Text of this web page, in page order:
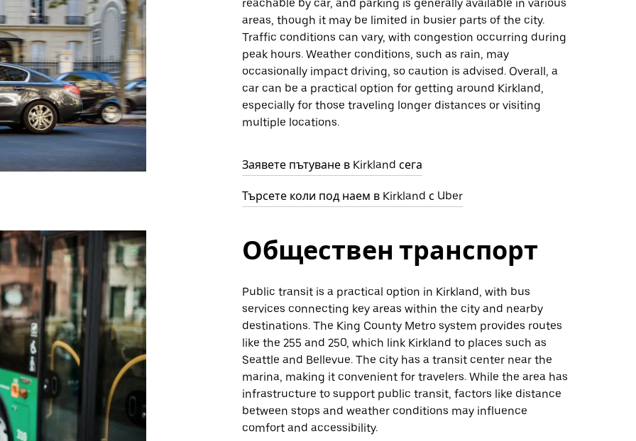
reachable by car, and parking is generally available in various
areas, though it may be limited in busier parts of the city.
Traffic conditions can vary, with congestion occurring during
peak hours. Weather conditions, such as rain, may
occasionally impact driving, so caution is advised. Overall, a
car can be a practical option for getting around Kirkland,
especially for those traveling longer distances or visiting
multiple locations.
Заявете пътуване в Kirkland сега
Търсете коли под наем в Kirkland с Uber
Обществен транспорт
Public transit is a practical option in Kirkland, with bus
services connecting key areas within the city and nearby
destinations. The King County Metro system provides routes
like the 255 and 250, which link Kirkland to places such as
Seattle and Bellevue. The city has a transit center near the
marina, making it convenient for travelers. While the area has
infrastructure to support public transit, factors like distance
between stops and weather conditions may influence
comfort and accessibility.